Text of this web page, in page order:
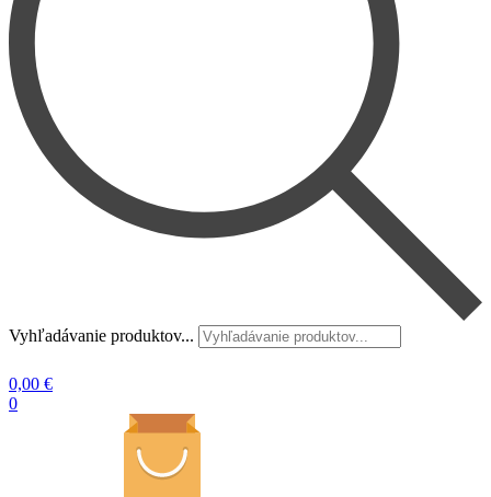
Vyhľadávanie produktov...
0,00 €
0